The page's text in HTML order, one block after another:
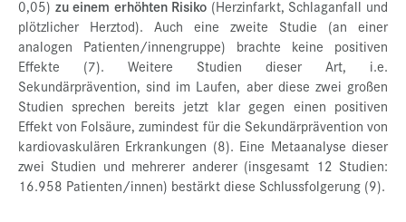
0,05) zu einem erhöhten Risiko (Herzinfarkt, Schlaganfall und
plötzlicher Herztod). Auch eine zweite Studie (an einer
analogen Patienten/innengruppe) brachte keine positiven
Effekte (7). Weitere Studien dieser Art, i.e.
Sekundärprävention, sind im Laufen, aber diese zwei großen
Studien sprechen bereits jetzt klar gegen einen positiven
Effekt von Folsäure, zumindest für die Sekundärprävention von
kardiovaskulären Erkrankungen (8). Eine Metaanalyse dieser
zwei Studien und mehrerer anderer (insgesamt 12 Studien:
16.958 Patienten/innen) bestärkt diese Schlussfolgerung (9).